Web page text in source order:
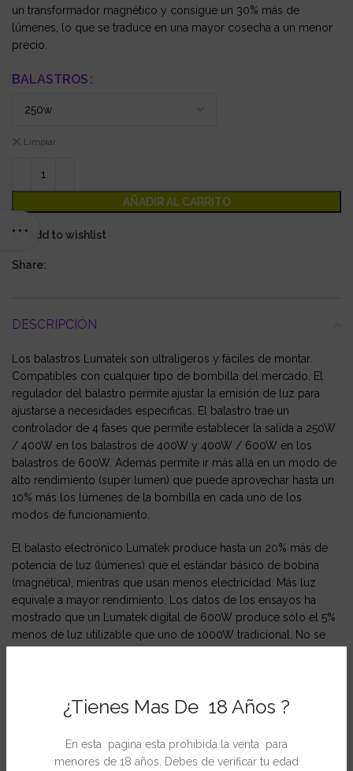
¿Tienes Mas De 18 Años ?
En esta pagina esta prohibida la venta para
menores de 18 años. Debes de verificar tu edad
un transformador magnético y consigue un 30% más de
lúmenes, lo que se traduce en una mayor cosecha a un menor
precio.
BALASTROS
Limpiar
AÑADIR AL CARRITO
Add to wishlist
Share:
DESCRIPCIÓN
Los balastros Lumatek son ultraligeros y fáciles de montar.
Compatibles con cualquier tipo de bombilla del mercado. El
regulador del balastro permite ajustar la emisión de luz para
ajustarse a necesidades especificas. El balastro trae un
controlador de 4 fases que permite establecer la salida a 250W
/ 400W en los balastros de 400W y 400W / 600W en los
balastros de 600W. Además permite ir más allá en un modo de
alto rendimiento (super lumen) que puede aprovechar hasta un
10% más los lúmenes de la bombilla en cada uno de los
modos de funcionamiento.
El balasto electrónico Lumatek produce hasta un 20% más de
potencia de luz (lúmenes) que el estándar básico de bobina
(magnética), mientras que usan menos electricidad. Más luz
equivale a mayor rendimiento. Los datos de los ensayos ha
mostrado que un Lumatek digital de 600W produce sólo el 5%
menos de luz utilizable que uno de 1000W tradicional. No se
utilizar más electricidad.
Características: